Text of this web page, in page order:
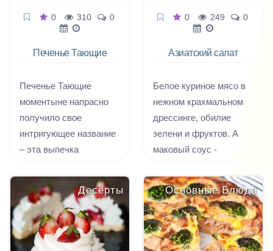
0 310 0
Печенье Тающие
Печенье Тающие
моментыне напрасно
получило свое
интригующее название
– эта выпечка
рту, а о его нежности
ходят легенды.
Печенье получается
такое рассыпчатое и
воздушное, что рука
0 249 0
Азиатский салат
Белое куриное мясо в
нежном крахмальном
дрессинге, обилие
зелени и фруктов. А
маковый соус -
отлично гармонирует с
этим салатом.
Десерты Основные Блюда